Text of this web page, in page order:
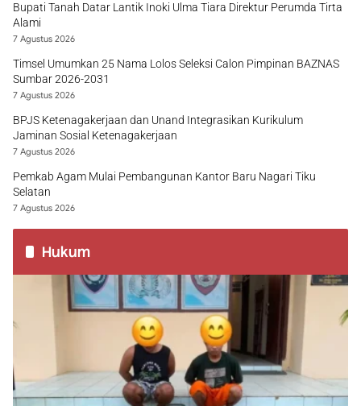
Bupati Tanah Datar Lantik Inoki Ulma Tiara Direktur Perumda Tirta
Alami
7 Agustus 2026
Timsel Umumkan 25 Nama Lolos Seleksi Calon Pimpinan BAZNAS
Sumbar 2026-2031
7 Agustus 2026
BPJS Ketenagakerjaan dan Unand Integrasikan Kurikulum
Jaminan Sosial Ketenagakerjaan
7 Agustus 2026
Pemkab Agam Mulai Pembangunan Kantor Baru Nagari Tiku
Selatan
7 Agustus 2026
Hukum